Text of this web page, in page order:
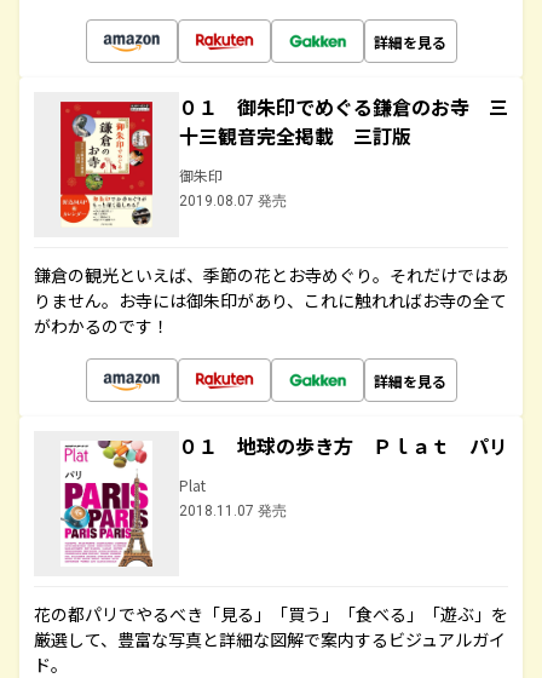
詳細を見る
０１ 御朱印でめぐる鎌倉のお寺 三
十三観音完全掲載 三訂版
御朱印
2019.08.07 発売
鎌倉の観光といえば、季節の花とお寺めぐり。それだけではあ
りません。お寺には御朱印があり、これに触れればお寺の全て
がわかるのです！
詳細を見る
０１ 地球の歩き方 Ｐｌａｔ パリ
Plat
2018.11.07 発売
花の都パリでやるべき「見る」「買う」「食べる」「遊ぶ」を
厳選して、豊富な写真と詳細な図解で案内するビジュアルガイ
ド。